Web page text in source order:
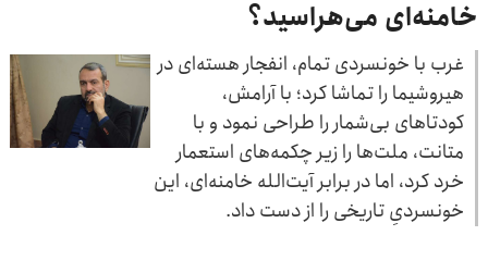
خامنه‌ای می‌هراسید؟
غرب با خونسردی تمام، انفجار هسته‌ای در
هیروشیما را تماشا کرد؛ با آرامش،
کودتاهای بی‌شمار را طراحی نمود و با
متانت، ملت‌ها را زیر چکمه‌های استعمار
خرد کرد، اما در برابر آیت‌الله خامنه‌ای، این
خونسردیِ تاریخی را از دست داد.